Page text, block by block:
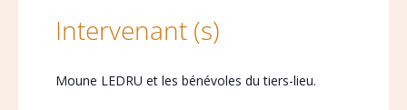
Intervenant (s)
Moune LEDRU et les bénévoles du tiers-lieu.